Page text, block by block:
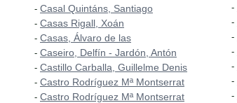
- Casal Quintáns, Santiago
- Casas Rigall, Xoán
- Casas, Álvaro de las
- Caseiro, Delfín - Jardón, Antón
- Castillo Carballa, Guillelme Denis
- Castro Rodríguez Mª Montserrat
- Castro Rodríguez Mª Montserrat
-
-
-
-
-
-
-